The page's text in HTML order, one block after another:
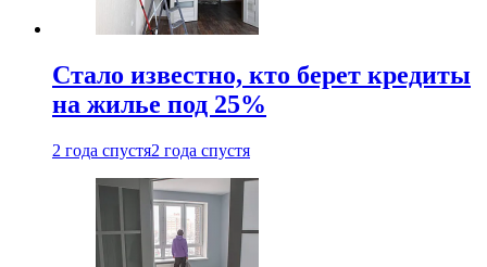
Стало известно, кто берет кредиты
на жилье под 25%
2 года спустя2 года спустя